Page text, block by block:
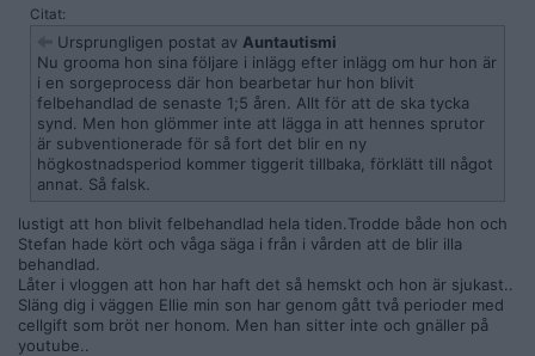
Citat:
Ursprungligen postat av Auntautismi
Nu grooma hon sina följare i inlägg efter inlägg om hur hon är
i en sorgeprocess där hon bearbetar hur hon blivit
felbehandlad de senaste 1;5 åren. Allt för att de ska tycka
synd. Men hon glömmer inte att lägga in att hennes sprutor
är subventionerade för så fort det blir en ny
högkostnadsperiod kommer tiggerit tillbaka, förklätt till något
annat. Så falsk.
lustigt att hon blivit felbehandlad hela tiden.Trodde både hon och
Stefan hade kört och våga säga i från i vården att de blir illa
behandlad.
Låter i vloggen att hon har haft det så hemskt och hon är sjukast..
Släng dig i väggen Ellie min son har genom gått två perioder med
cellgift som bröt ner honom. Men han sitter inte och gnäller på
youtube..